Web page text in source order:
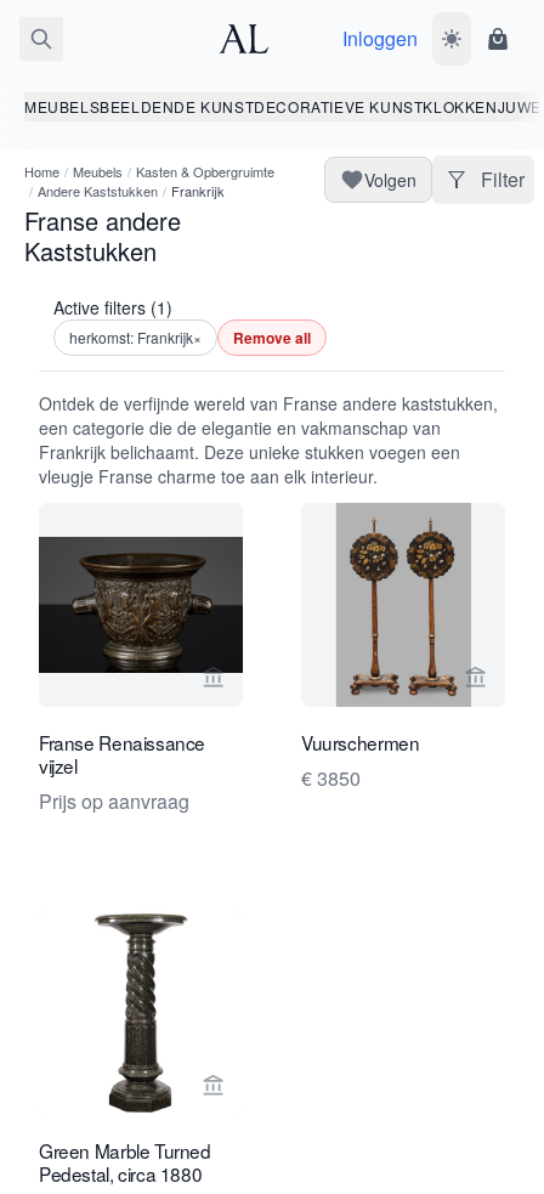
Inloggen Wissel
MEUBELSBEELDENDE KUNSTDECORATIEVE KUNSTKLOKKEN
Home / Meubels / Kasten & Opbergruimte
/ Andere Kaststukken / Frankrijk
Franse andere
Kaststukken
Volgen Filter
Active filters (1)
herkomst: Frankrijk× Remove all
Ontdek de verfijnde wereld van Franse andere kaststukken,
een categorie die de elegantie en vakmanschap van
Frankrijk belichaamt. Deze unieke stukken voegen een
vleugje Franse charme toe aan elk interieur.
Bekijk verkoperspagina van
Franse Renaissance
vijzel
Prijs op aanvraag
Bekijk
Vuurschermen
€ 3850
Bekijk verkoperspagina van
Green Marble Turned
Pedestal, circa 1880